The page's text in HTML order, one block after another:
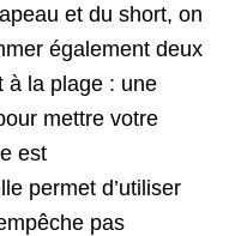
et du short, on
également deux
à la plage : une
mettre votre
est
permet d’utiliser
pas